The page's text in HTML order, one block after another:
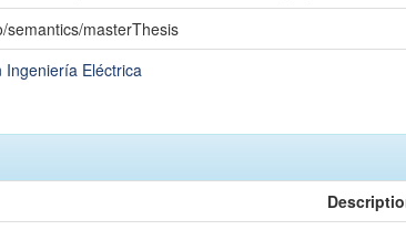
semantics/masterThesis
Ingeniería Eléctrica